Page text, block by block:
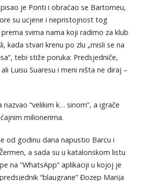
je Ponti i obraćao se Bartomeu,
su ucjene i nepristojnost tog
svima nama koji radimo za klub
kada stvari krenu po zlu „misli se na
tebi stiže poruka: Predsjedniče,
Luisu Suaresu i meni ništa ne diraj –
“velikim k… sinom”, a igrače
milionerima.
od godinu dana napustio Barcu i
a sada su u katalonskom listu
na “WhatsApp” aplikaciji u kojoj je
“blaugrane” Đozep Marija